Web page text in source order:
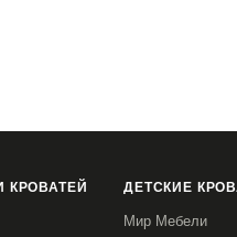
КРОВАТЕЙ ДЕТСКИЕ
Мир Мебели